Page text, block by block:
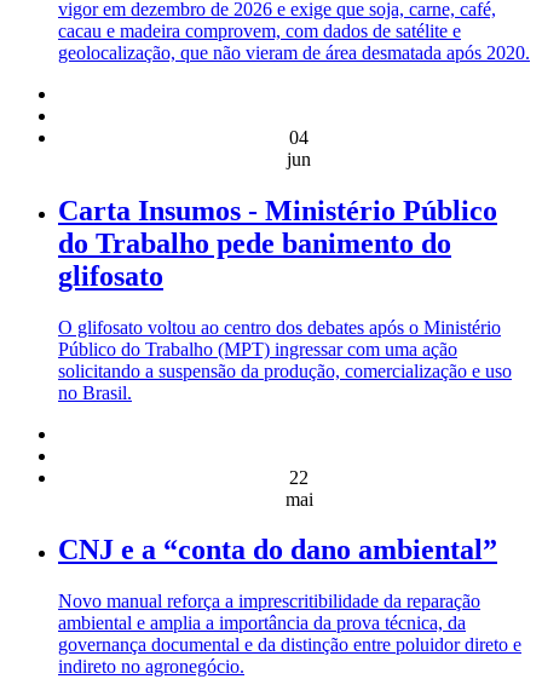
vigor em dezembro de 2026 e exige que soja, carne, café,
cacau e madeira comprovem, com dados de satélite e
geolocalização, que não vieram de área desmatada após 2020.
04
jun
Carta Insumos - Ministério Público
do Trabalho pede banimento do
glifosato
O glifosato voltou ao centro dos debates após o Ministério
Público do Trabalho (MPT) ingressar com uma ação
solicitando a suspensão da produção, comercialização e uso
no Brasil.
22
mai
CNJ e a “conta do dano ambiental”
Novo manual reforça a imprescritibilidade da reparação
ambiental e amplia a importância da prova técnica, da
governança documental e da distinção entre poluidor direto e
indireto no agronegócio.